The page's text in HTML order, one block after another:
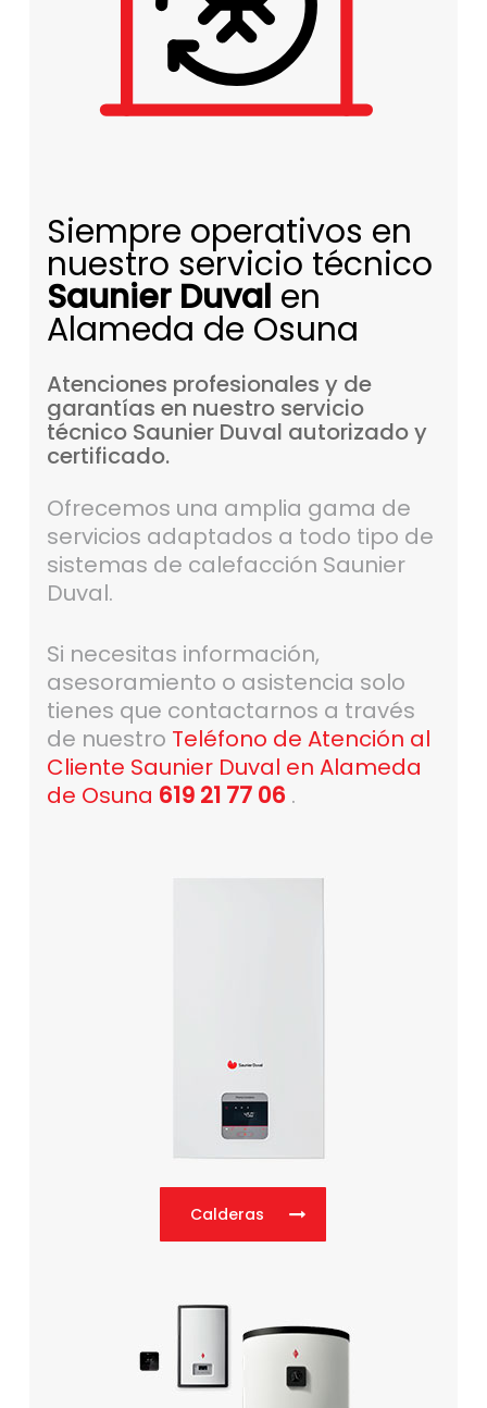
Siempre operativos en
nuestro servicio técnico
Saunier Duval en
Alameda de Osuna
Atenciones profesionales y de
garantías en nuestro servicio
técnico Saunier Duval autorizadoy
certificado.
Ofrecemos una amplia gama de
servicios adaptados a todo tipo de
sistemas de calefacción Saunier
Duval.
Si necesitas información,
asesoramiento o asistencia solo
tienes que contactarnos a través
de nuestro Teléfono de Atención al
Cliente Saunier Duval en Alameda
de Osuna 619 21 77 06 .
Calderas